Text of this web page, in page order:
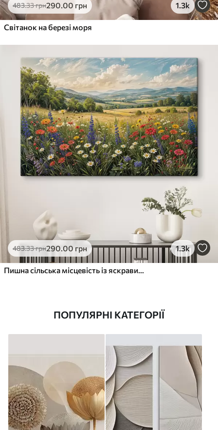
483.33грн290.00 грн 1.3k
Світанок на березі моря
483.33грн290.00 грн 1.3k
Пишна сільська місцевість із яскравим лугом диких квітів, наповненим різнокольоровими квітами під хмарним небом
ПОПУЛЯРНІ КАТЕГОРІЇ